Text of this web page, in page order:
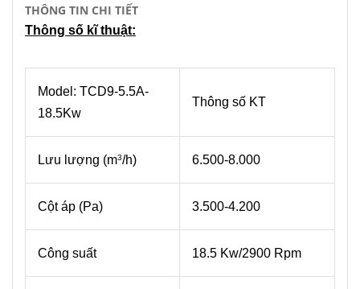
THÔNG TIN CHI TIẾT
Thông số kĩ thuật:
Model: TCD9-5.5A-
18.5Kw
Thông số KT
Lưu lượng (m3/h) 6.500-8.000
Cột áp (Pa) 3.500-4.200
Công suất 18.5 Kw/2900 Rpm